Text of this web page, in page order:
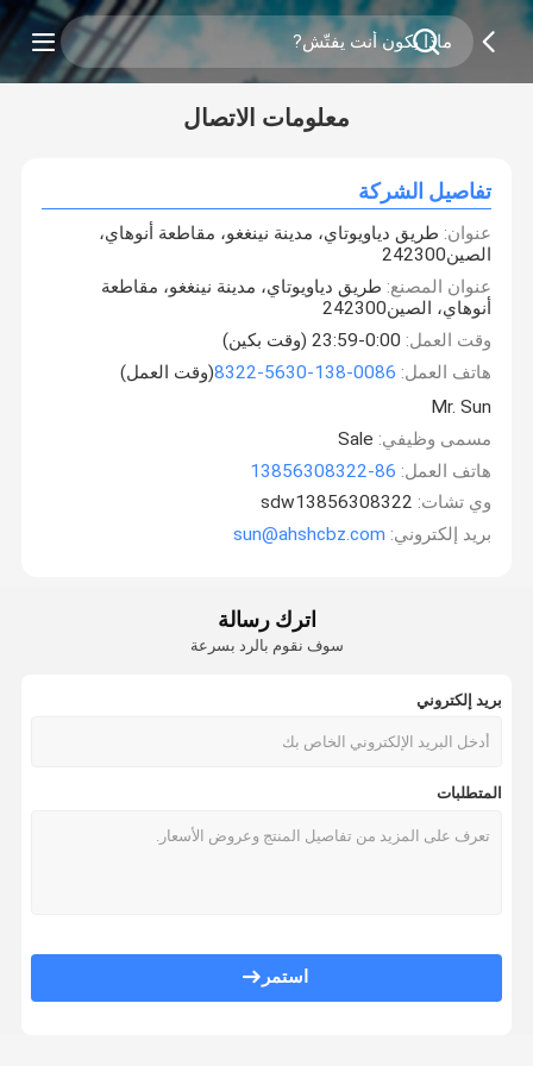
معلومات الاتصال
تفاصيل الشركة
عنوان: طريق دياويوتاي، مدينة نينغغو، مقاطعة أنوهاي،
الصين242300
عنوان المصنع: طريق دياويوتاي، مدينة نينغغو، مقاطعة
أنوهاي، الصين242300
وقت العمل:
هاتف العمل: 0086-138-5630-8322
(وقت العمل)
Mr. Sun
مسمى وظيفي:
هاتف العمل: 86-13856308322
وي تشات:
بريد إلكتروني: sun@ahshcbz.com
اترك رسالة
سوف نقوم بالرد بسرعة
بريد إلكتروني
المتطلبات
استمر